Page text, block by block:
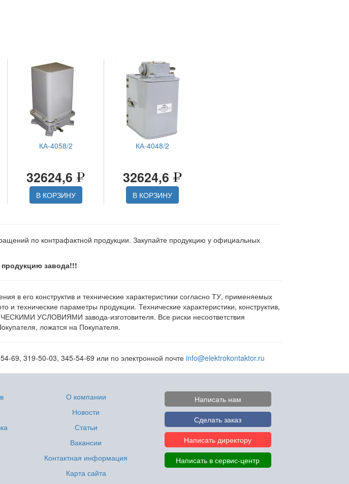
КА-4058/2
32624,6
В КОРЗИНУ
КА-4048/2
32624,6
В КОРЗИНУ
по контрафактной продукции. Закупайте продукцию у официальных
продукцию завода!!!
в его конструктив и технические характеристики согласно ТУ, применяемых
технические параметры продукции. Технические характеристики, конструктив,
УСЛОВИЯМИ завода-изготовителя. Все риски несоответствия
ложатся на Покупателя.
69, 319-50-03, 345-54-69 или по электронной почтеinfo@elektrokontaktor.ru
О компании
Новости
Статьи
Вакансии
Контактная информация
Карта сайта
Написать нам
Сделать заказ
Написать директору
Написать в сервис-центр